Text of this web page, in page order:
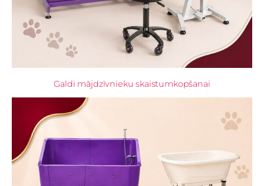
Galdi mājdzīvnieku skaistumkopšanai